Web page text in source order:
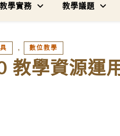
教學實務 教學議題
, 數位教學
教學資源運